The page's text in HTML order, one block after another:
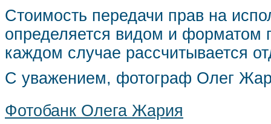
Стоимость передачи прав на
определяется видом и форматом
каждом случае рассчитывается
С уважением, фотограф Олег
Фотобанк Олега Жария